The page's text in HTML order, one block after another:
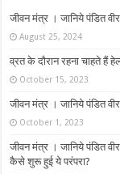
जीवन मंत्र । जानिये पंडित
August 25, 2024
व्रत के दौरान रहना चाहते हैं
October 15, 2023
जीवन मंत्र । जानिये पंडित
October 1, 2023
जीवन मंत्र । जानिये पंडित
कैसे शुरू हुई ये परंपरा?